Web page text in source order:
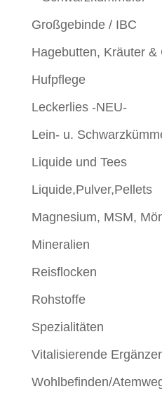
Großgebinde / IBC
Hagebutten, Kräuter &
Hufpflege
Leckerlies -NEU-
Lein- u.
Liquide und Tees
Liquide,Pulver,Pellets
Magnesium, MSM,
Mineralien
Reisflocken
Rohstoffe
Spezialitäten
Vitalisierende Ergänzer
Wohlbefinden/